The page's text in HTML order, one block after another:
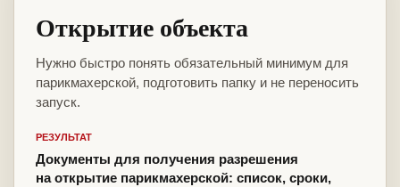
Открытие объекта
Нужно быстро понять обязательный минимум для
парикмахерской, подготовить папку и не переносить
запуск.
РЕЗУЛЬТАТ
Документы для получения разрешения
на открытие парикмахерской: список, сроки,